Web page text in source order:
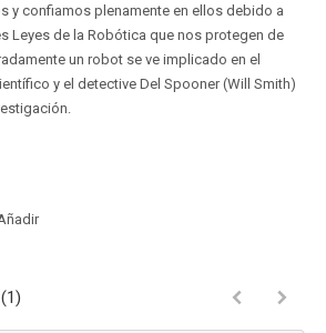
y confiamos plenamente en ellos debido a
Leyes de la Robótica que nos protegen de
un robot se ve implicado en el
y el detective Del Spooner (Will Smith)